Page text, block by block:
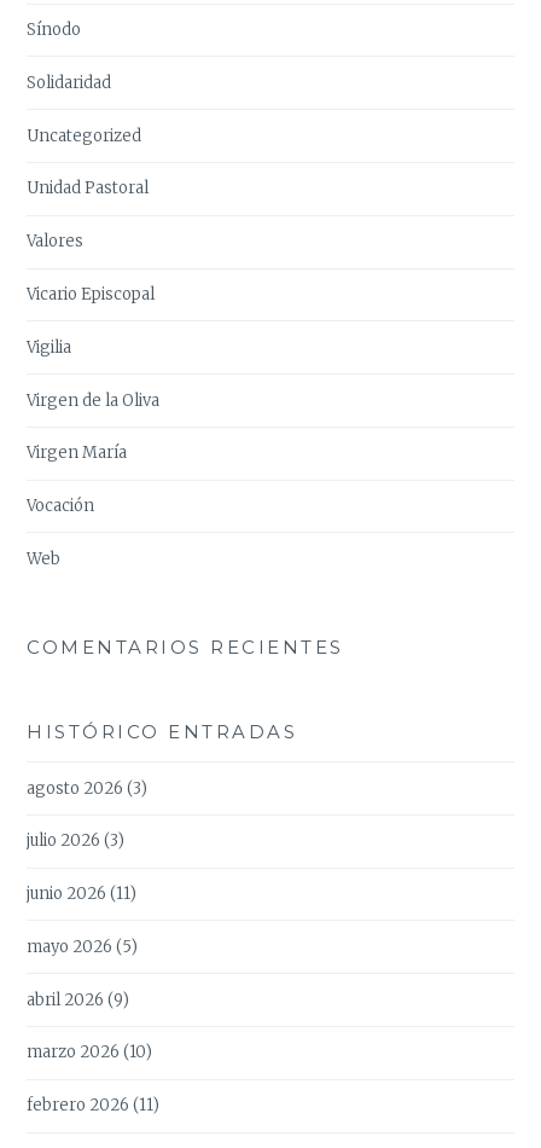
Sínodo
Solidaridad
Uncategorized
Unidad Pastoral
Valores
Vicario Episcopal
Vigilia
Virgen de la Oliva
Virgen María
Vocación
Web
COMENTARIOS RECIENTES
HISTÓRICO ENTRADAS
agosto 2026 (3)
julio 2026 (3)
junio 2026 (11)
mayo 2026 (5)
abril 2026 (9)
marzo 2026 (10)
febrero 2026 (11)